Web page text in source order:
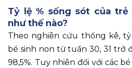
Tỷ lệ % sống sót của trẻ
như thế nào?
Theo nghiên cứu thống kê,
bé sinh non từ tuần 30, 31 trở
98,5%. Tuy nhiên đối với các